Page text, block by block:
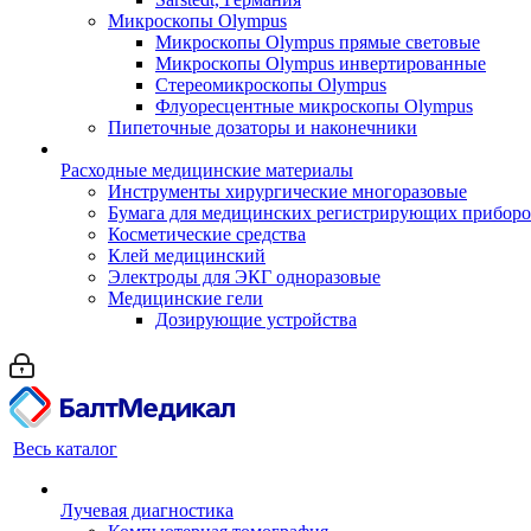
Микроскопы Olympus
Микроскопы Olympus прямые световые
Микроскопы Olympus инвертированные
Стереомикроскопы Olympus
Флуоресцентные микроскопы Olympus
Пипеточные дозаторы и наконечники
Расходные медицинские материалы
Инструменты хирургические многоразовые
Бумага для медицинских регистрирующих
Косметические средства
Клей медицинский
Электроды для ЭКГ одноразовые
Медицинские гели
Дозирующие устройства
Весь каталог
Лучевая диагностика